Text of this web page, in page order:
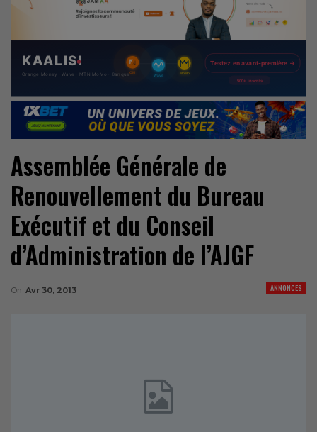
Assemblée Générale de
Renouvellement du Bureau
Exécutif et du Conseil
d’Administration de l’AJGF
ANNONCES
On Avr 30, 2013